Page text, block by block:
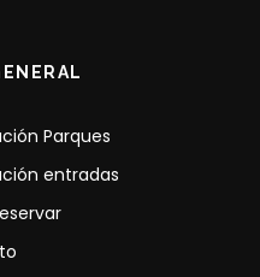
Parques
entradas